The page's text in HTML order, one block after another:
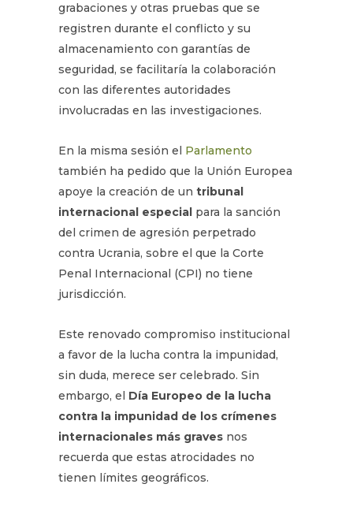
grabaciones y otras pruebas que se
registren durante el conflicto y su
almacenamiento con garantías de
seguridad, se facilitaría la colaboración
con las diferentes autoridades
involucradas en las investigaciones.
En la misma sesión el Parlamento
también ha pedido que la Unión Europea
apoye la creación de un tribunal
internacional especial para la sanción
del crimen de agresión perpetrado
contra Ucrania, sobre el que la Corte
Penal Internacional (CPI) no tiene
jurisdicción.
Este renovado compromiso institucional
a favor de la lucha contra la impunidad,
sin duda, merece ser celebrado. Sin
embargo, el Día Europeo de la lucha
contra la impunidad de los crímenes
internacionales más graves nos
recuerda que estas atrocidades no
tienen límites geográficos.